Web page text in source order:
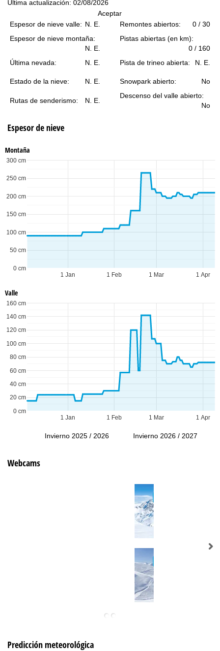
Aceptar
c
i
p
a
l
Última actualización: 02/08/2026
Espesor de nieve valle: N. E. Remontes abiertos:
0 / 30
Espesor de nieve montaña:
N. E.
Pistas abiertas (en km):
0 / 160
Última nevada:
N. E. Pista de trineo abierta: N. E.
Estado de la nieve: N. E. Snowpark abierto: No
Rutas de senderismo: N. E.
Descenso del valle abierto:
No
Espesor de nieve
Montaña
1 Jan 1 Feb 1 Mar 1 Apr
0 cm
50 cm
100 cm
150 cm
200 cm
250 cm
300 cm
Valle
1 Jan 1 Feb 1 Mar 1 Apr
0 cm
20 cm
40 cm
60 cm
80 cm
100 cm
120 cm
140 cm
160 cm
Invierno 2025 / 2026 Invierno 2026 / 2027
Webcams
Predicción meteorológica